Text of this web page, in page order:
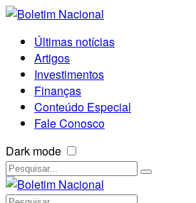
Últimas notícias
Artigos
Investimentos
Finanças
Conteúdo Especial
Fale Conosco
Dark mode